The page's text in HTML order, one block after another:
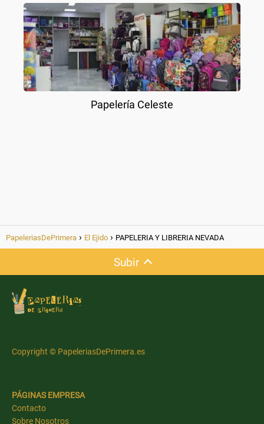
Papelería Celeste
PapeleriasDePrimera El Ejido PAPELERIA Y LIBRERIA NEVADA
Subir
Copyright © PapeleriasDePrimera.es
PÁGINAS EMPRESA
Contacto
Sobre Nosotros